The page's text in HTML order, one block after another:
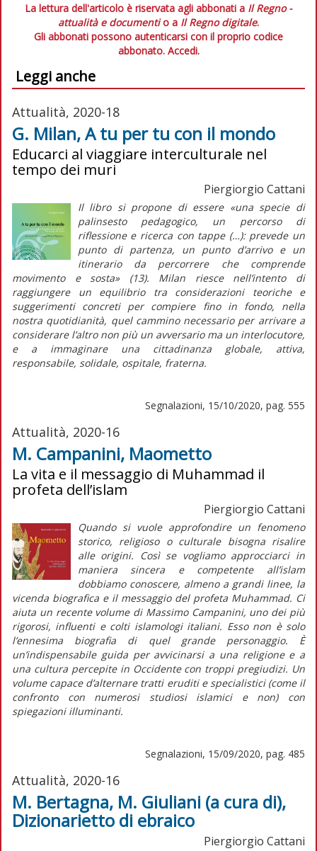
La lettura dell'articolo è riservata agli abbonati a Il Regno -
attualità e documentio a Il Regno digitale.
Gli abbonati possono autenticarsi con il proprio codice
abbonato. Accedi.
Leggi anche
Attualità, 2020-18
G. Milan, A tu per tu con il mondo
Educarci al viaggiare interculturale nel
tempo dei muri
Piergiorgio Cattani
Il libro si propone di essere «una specie di
palinsesto pedagogico, un percorso di
riflessione e ricerca con tappe (…): prevede un
punto di partenza, un punto d’arrivo e un
itinerario da percorrere che comprende
movimento e sosta» (13). Milan riesce nell’intento di
raggiungere un equilibrio tra considerazioni teoriche e
suggerimenti concreti per compiere fino in fondo, nella
nostra quotidianità, quel cammino necessario per arrivare a
considerare l’altro non più un avversario ma un interlocutore,
e a immaginare una cittadinanza globale, attiva,
responsabile, solidale, ospitale, fraterna.
Segnalazioni, 15/10/2020, pag. 555
Attualità, 2020-16
M. Campanini, Maometto
La vita e il messaggio di Muhammad il
profeta dell’islam
Piergiorgio Cattani
Quando si vuole approfondire un fenomeno
storico, religioso o culturale bisogna risalire
alle origini. Così se vogliamo approcciarci in
maniera sincera e competente all’islam
dobbiamo conoscere, almeno a grandi linee, la
vicenda biografica e il messaggio del profeta Muhammad. Ci
aiuta un recente volume di Massimo Campanini, uno dei più
rigorosi, influenti e colti islamologi italiani. Esso non è solo
l’ennesima biografia di quel grande personaggio. È
un’indispensabile guida per avvicinarsi a una religione e a
una cultura percepite in Occidente con troppi pregiudizi. Un
volume capace d’alternare tratti eruditi e specialistici (come il
confronto con numerosi studiosi islamici e non) con
spiegazioni illuminanti.
Segnalazioni, 15/09/2020, pag. 485
Attualità, 2020-16
M. Bertagna, M. Giuliani (a cura di),
Dizionarietto di ebraico
Piergiorgio Cattani